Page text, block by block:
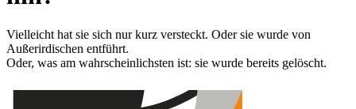
Vielleicht hat sie sich nur kurz versteckt. Oder sie wurde von
Außerirdischen entführt.
Oder, was am wahrscheinlichsten ist: sie wurde bereits gelöscht.